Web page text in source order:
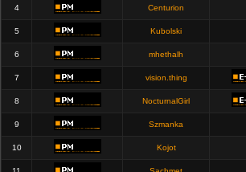
4 Centurion
5 Kubolski
6 mhethalh
7 vision.thing
8 NocturnalGirl
9 Szmanka
10 Kojot